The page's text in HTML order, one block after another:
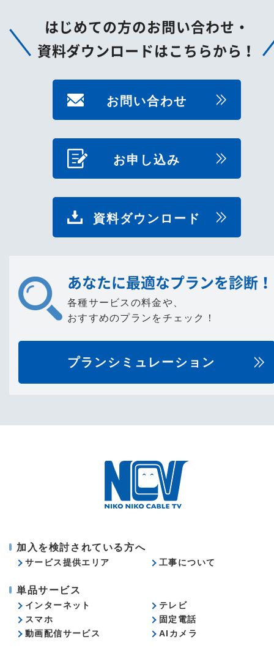
はじめての方のお問い合わせ・
資料ダウンロードはこちらから！
お問い合わせ
お申し込み
資料ダウンロード
あなたに最適なプランを診断！
各種サービスの料金や、
おすすめのプランをチェック！
プランシミュレーション
加入を検討されている方へ
サービス提供エリア 工事について
単品サービス
インターネット
テレビ
スマホ
固定電話
動画配信サービス
AIカメラ